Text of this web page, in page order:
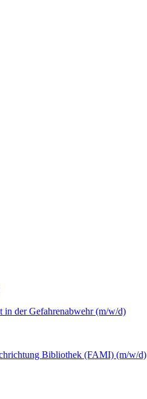
in der Gefahrenabwehr (m/w/d)
Bibliothek (FAMI) (m/w/d)